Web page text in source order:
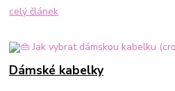
celý článek
Dámské kabelky